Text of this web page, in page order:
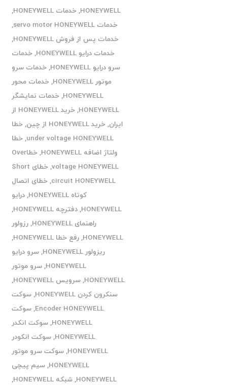
HONEYWELL
,خدمات HONEYWELL
,
خدمات servo motor HONEYWELL
,
خدمات پس از فروش HONEYWELL
,
خدمات درایو HONEYWELL
,خدمات
سرو درایو HONEYWELL
,خدمات سرو
موتور HONEYWELL
,خدمات محور
HONEYWELL
,خدمات نمایشگر
HONEYWELL
,
خرید HONEYWELL از
ایران,خرید HONEYWELL از چین ,خطا
under voltage HONEYWELL
,خطا
ولتاژ اضافه HONEYWELL
,
خطاOver
voltage HONEYWELL
,
خطای Short
circuit HONEYWELL
,خطای اتصال
کوتاه HONEYWELL
,درایو
HONEYWELL
,دفترچه HONEYWELL
,
راهنمای HONEYWELL
,رزولور
HONEYWELL
,رفع خطا HONEYWELL
,
ریزولور HONEYWELL
,سرو درایو
HONEYWELL
,سرو موتور
HONEYWELL
,سرویس HONEYWELL
,
سنکرون کردن HONEYWELL
,سوکت
Encoder HONEYWELL
,سوکت
HONEYWELL
,سوکت انکدر
HONEYWELL
,سوکت انکودر
HONEYWELL
,سوکت سرو موتور
HONEYWELL
,سیم پیچی
HONEYWELL
,شبکه HONEYWELL
,